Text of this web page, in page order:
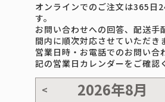
オンラインでのご注文は365日
す。
お問い合わせへの回答、配送手
間内に順次対応させていただき
営業日時・お電話でのお問い合
記の営業日カレンダーをご確認